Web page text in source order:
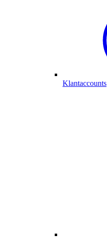
Klantaccounts